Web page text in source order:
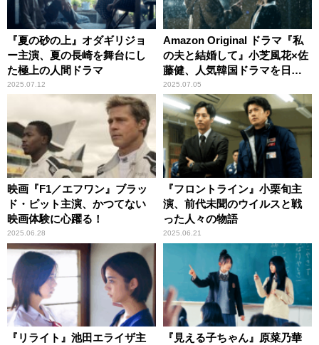
『夏の砂の上』オダギリジョ
ー主演、夏の長崎を舞台にし
た極上の人間ドラマ
2025.07.12
Amazon Original ドラマ『私
の夫と結婚して』小芝風花×佐
藤健、人気韓国ドラマを日本
で実写ドラマ化
2025.07.05
映画『F1／エフワン』ブラッ
ド・ピット主演、かつてない
映画体験に心躍る！
2025.06.28
『フロントライン』小栗旬主
演、前代未聞のウイルスと戦
った人々の物語
2025.06.21
『リライト』池田エライザ主
『見える子ちゃん』原菜乃華